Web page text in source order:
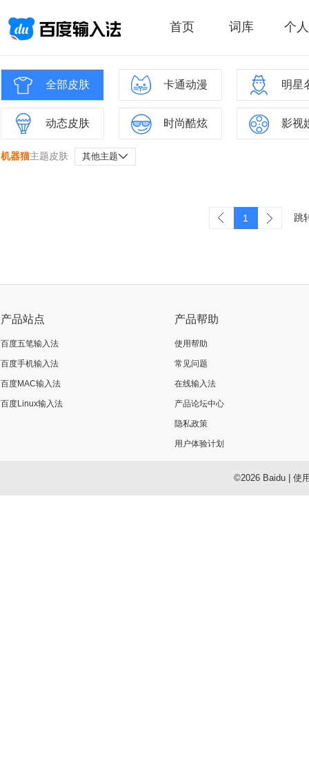
首页 词库 个
全部皮肤 卡通动漫 明星
动态皮肤 时尚酷炫 影视
机器猫主题皮肤 其他主题
1 跳
产品站点
百度五笔输入法
百度手机输入法
百度MAC输入法
百度Linux输入法
产品帮助
使用帮助
常见问题
在线输入法
产品论坛中心
隐私政策
用户体验计划
©2026 Baidu| 使